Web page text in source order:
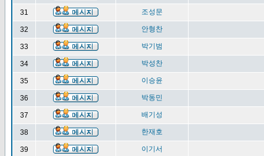
31 조성문
32 안형찬
33 박기범
34 박성찬
35 이승윤
36 박동민
37 배기성
38 한재호
39 이기서